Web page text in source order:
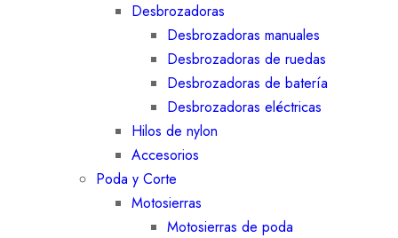
Desbrozadoras
Desbrozadoras manuales
Desbrozadoras de ruedas
Desbrozadoras de batería
Desbrozadoras eléctricas
Hilos de nylon
Accesorios
Poda y Corte
Motosierras
Motosierras de poda